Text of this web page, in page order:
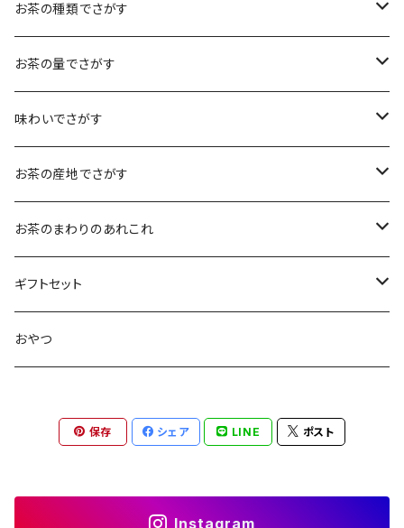
お茶の種類でさがす
煎茶
小袋（12g）
大袋（70g）
抹茶
水出し煎茶
玄米茶
ほうじ茶
フレーバーティー
お茶の量でさがす
70ｇ
12ｇ
30g
▶︎ティーバッグ10個入
ティーバッグ1個入
ティーバッグ10個入り
100g
味わいでさがす
まろやか
すっきり
水出し煎茶
フルーティー
コクがある
お茶の産地でさがす
島根・鳥取のお茶
島根のお茶
鳥取のお茶
九州のお茶
八女茶
屋久島煎茶
近畿・東海のお茶
本山
お茶のまわりのあれこれ
フィルタインボトル
急須
ギフトセット
煎茶ギフト
抹茶ギフト
煎茶と干し柿ギフト
おやつ
保存 シェア LINE ポスト
Instagram